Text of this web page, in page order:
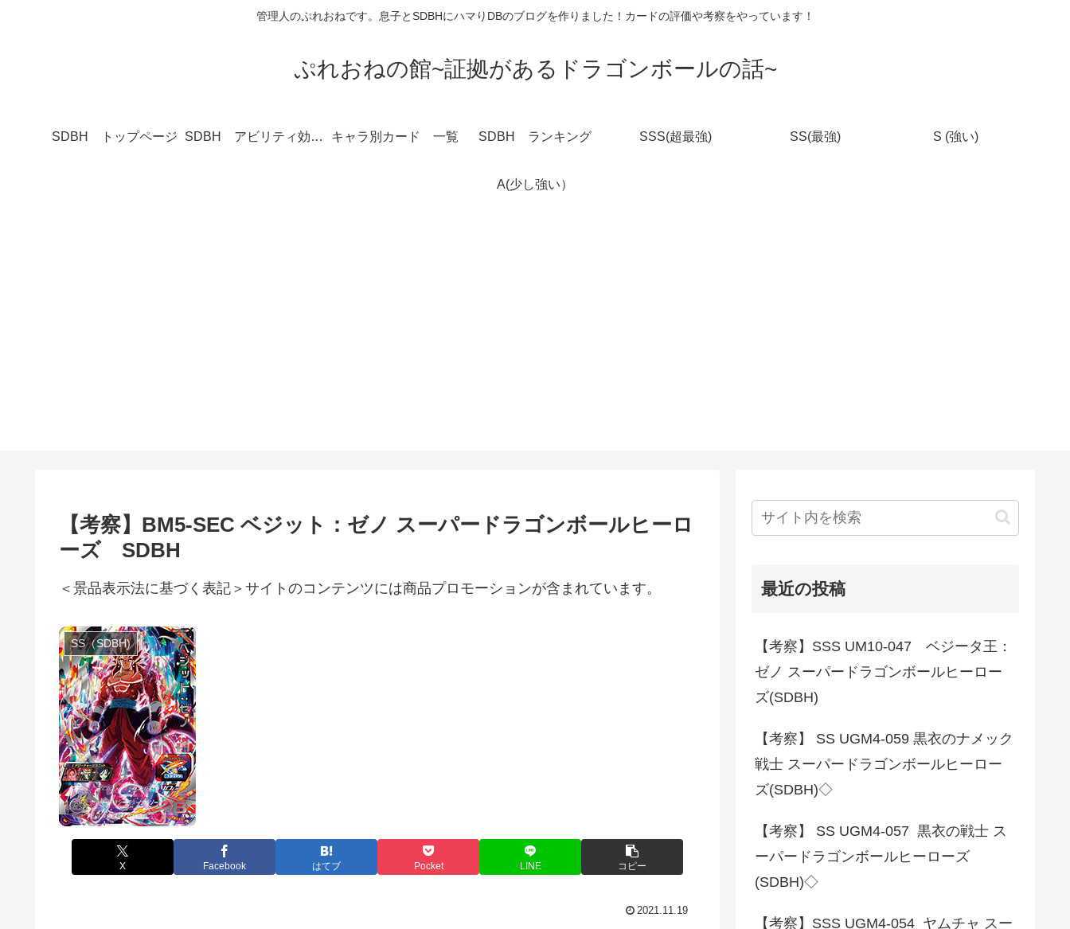
管理人のぷれおねです。息子とSDBHにハマりDBのブログを作りました！カードの評価や考察をやっています！
ぷれおねの館~証拠があるドラゴンボールの話~
SDBH トップページ SDBH アビリティ効果一覧 キャラ別カード 一覧 SDBH ランキング SSS(超最強) SS(最強) S (強い)
A(少し強い）
【考察】BM5-SEC ベジット：ゼノ スーパードラゴンボールヒーロ
ーズ SDBH
＜景品表示法に基づく表記＞サイトのコンテンツには商品プロモーションが含まれています。
SS（SDBH)
X Facebook はてブ Pocket LINE コピー
2021.11.19
最近の投稿
【考察】SSS UM10-047 ベジータ王：
ゼノ スーパードラゴンボールヒーロー
ズ(SDBH)
【考察】 SS UGM4-059 黒衣のナメック
戦士 スーパードラゴンボールヒーロー
ズ(SDBH)◇
【考察】 SS UGM4-057 黒衣の戦士 ス
ーパードラゴンボールヒーローズ
(SDBH)◇
【考察】SSS UGM4-054 ヤムチャ スー